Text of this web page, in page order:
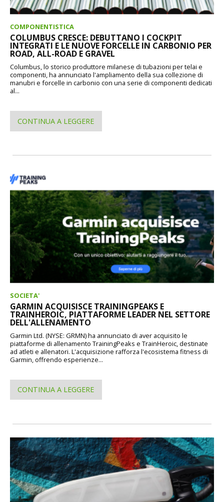
COMPONENTISTICA
COLUMBUS CRESCE: DEBUTTANO I COCKPIT
INTEGRATI E LE NUOVE FORCELLE IN CARBONIO PER
ROAD, ALL-ROAD E GRAVEL
Columbus, lo storico produttore milanese di tubazioni per telai e
componenti, ha annunciato l'ampliamento della sua collezione di
manubri e forcelle in carbonio con una serie di componenti dedicati
al...
CONTINUA A LEGGERE
SOCIETA'
GARMIN ACQUISISCE TRAININGPEAKS E
TRAINHEROIC, PIATTAFORME LEADER NEL SETTORE
DELL'ALLENAMENTO
Garmin Ltd. (NYSE: GRMN) ha annunciato di aver acquisito le
piattaforme di allenamento TrainingPeaks e TrainHeroic, destinate
ad atleti e allenatori. L'acquisizione rafforza l'ecosistema fitness di
Garmin, offrendo esperienze...
CONTINUA A LEGGERE